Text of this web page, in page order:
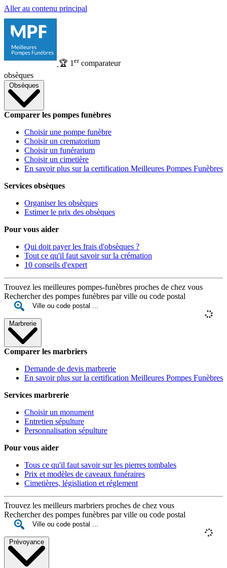
Aller au contenu principal
🏆 1 ercomparateur
obsèques
Obsèques
Comparer les pompes funèbres
Choisir une pompe funèbre
Choisir un crematorium
Choisir un funérarium
Choisir un cimetière
En savoir plus sur la certification Meilleures Pompes Funèbres
Services obsèques
Organiser les obsèques
Estimer le prix des obsèques
Pour vous aider
Qui doit payer les frais d'obsèques ?
Tout ce qu'il faut savoir sur la crémation
10 conseils d'expert
Trouvez les meilleures pompes-funèbres proches de chez vous
Rechercher des pompes funèbres par ville ou code postal
Marbrerie
Comparer les marbriers
Demande de devis marbrerie
En savoir plus sur la certification Meilleures Pompes Funèbres
Services marbrerie
Choisir un monument
Entretien sépulture
Personnalisation sépulture
Pour vous aider
Tous ce qu'il faut savoir sur les pierres tombales
Prix et modèles de caveaux funéraires
Cimetières, législiation et réglement
Trouvez les meilleurs marbriers proches de chez vous
Rechercher des pompes funèbres par ville ou code postal
Prévoyance